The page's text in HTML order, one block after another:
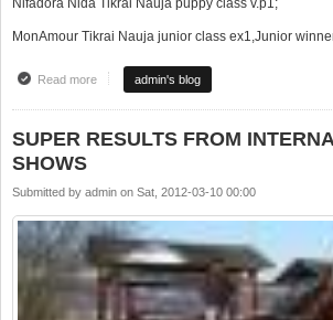
MonAmour Tikrai Nauja junior class ex1,Junior
Read moreabout SUPER PASIEKIMAI TARTAUTINĖSE
admin's blog
SUPER RESULTS FROM
SHOWS
Submitted by admin on Sat, 2012-03-10 00:00